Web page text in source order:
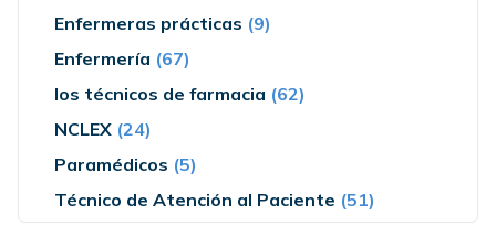
Enfermeras prácticas (9)
Enfermería (67)
los técnicos de farmacia (62)
NCLEX (24)
Paramédicos (5)
Técnico de Atención al Paciente (51)